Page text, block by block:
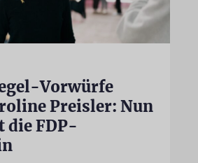
Vorwürfe
Preisler: Nun
die FDP-